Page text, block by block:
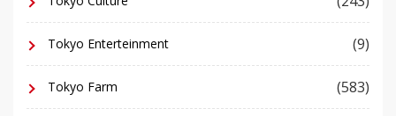
Tokyo Enterteinment (9)
Tokyo Farm (583)